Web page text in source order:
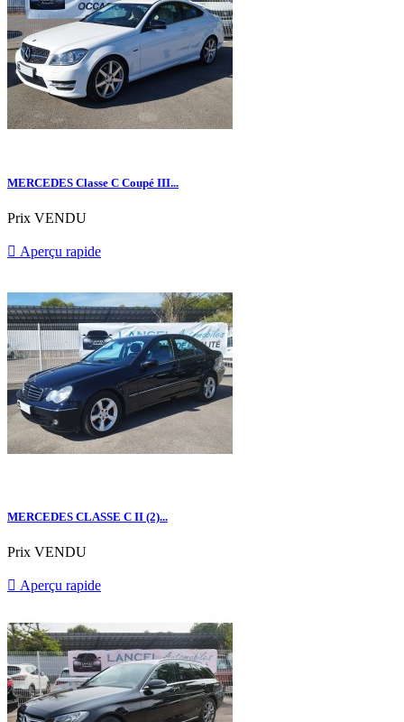
MERCEDES Classe C Coupé III...
Prix VENDU
 Aperçu rapide
MERCEDES CLASSE C II (2)...
Prix VENDU
 Aperçu rapide